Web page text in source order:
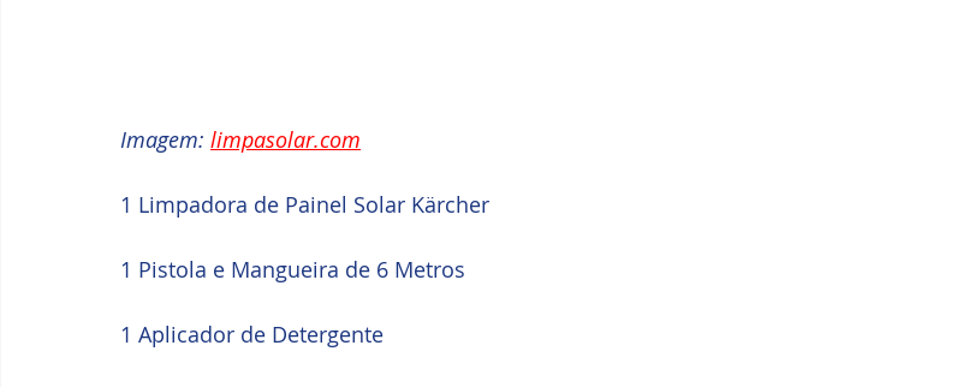
Imagem: limpasolar.com
1 Limpadora de Painel Solar Kärcher
1 Pistola e Mangueira de 6 Metros
1 Aplicador de Detergente